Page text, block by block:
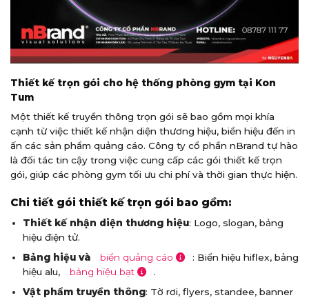
Thiết kế trọn gói cho hệ thống phòng gym tại Kon
Tum
Một thiết kế truyền thông trọn gói sẽ bao gồm mọi khía
cạnh từ việc thiết kế nhận diện thương hiệu, biển hiệu đến in
ấn các sản phẩm quảng cáo. Công ty cổ phần nBrand tự hào
là đối tác tin cậy trong việc cung cấp các gói thiết kế trọn
gói, giúp các phòng gym tối ưu chi phí và thời gian thực hiện.
Chi tiết gói thiết kế trọn gói bao gồm:
Thiết kế nhận diện thương hiệu: Logo, slogan, bảng
hiệu điện tử.
Bảng hiệu và
biển quảng cáo
: Biển hiệu hiflex, bảng
hiệu alu,
bảng hiệu bạt
.
Vật phẩm truyền thông: Tờ rơi, flyers, standee, banner